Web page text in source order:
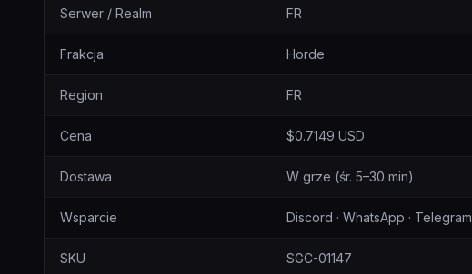
Serwer / Realm FR
Frakcja Horde
Region FR
Cena $0.7149 USD
Dostawa W grze (śr. 5–30 min)
Wsparcie Discord · WhatsApp · Telegram
SKU SGC-01147